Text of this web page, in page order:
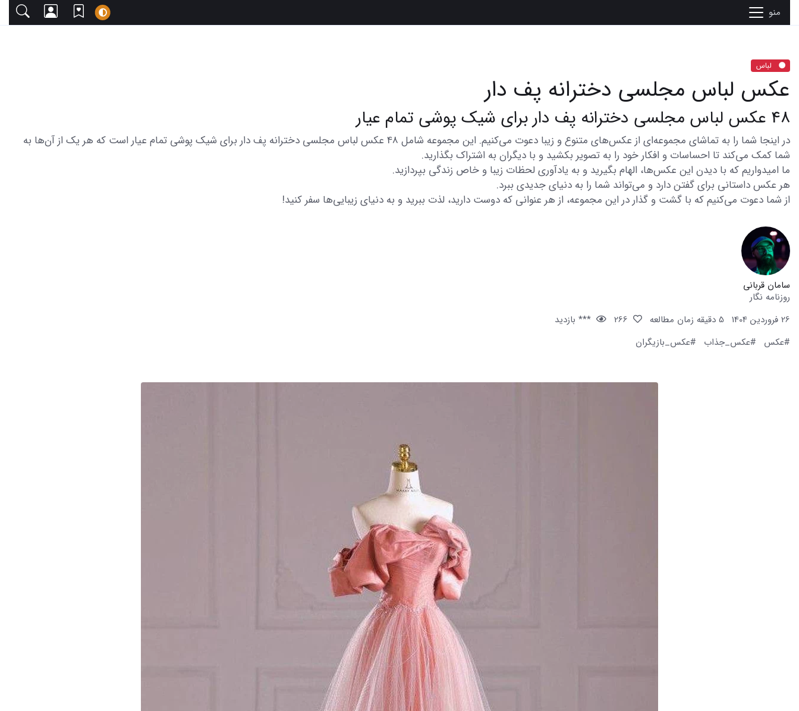
منو
لباس
عکس لباس مجلسی دخترانه پف دار
48 عکس لباس مجلسی دخترانه پف دار برای شیک پوشی تمام عیار
در اینجا شما را به تماشای مجموعه‌ای از عکس‌های متنوع و زیبا دعوت می‌کنیم. این مجموعه شامل 48 عکس لباس مجلسی دخترانه پف دار برای شیک پوشی تمام عیار است که هر یک از آن‌ها به
شما کمک می‌کند تا احساسات و افکار خود را به تصویر بکشید و با دیگران به اشتراک بگذارید.
ما امیدواریم که با دیدن این عکس‌ها، الهام بگیرید و به یادآوری لحظات زیبا و خاص زندگی بپردازید.
هر عکس داستانی برای گفتن دارد و می‌تواند شما را به دنیای جدیدی ببرد.
از شما دعوت می‌کنیم که با گشت و گذار در این مجموعه، از هر عنوانی که دوست دارید، لذت ببرید و به دنیای زیبایی‌ها سفر کنید!
سامان قربانی
روزنامه نگار
26 فروردین 1404
5 دقیقه زمان مطالعه
*** بازدید
#عکس
#عکس_جذاب #عکس_بازیگران